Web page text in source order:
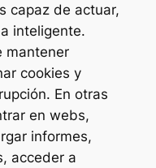
capaz de actuar,
inteligente.
mantener
cookies y
En otras
en webs,
informes,
acceder a